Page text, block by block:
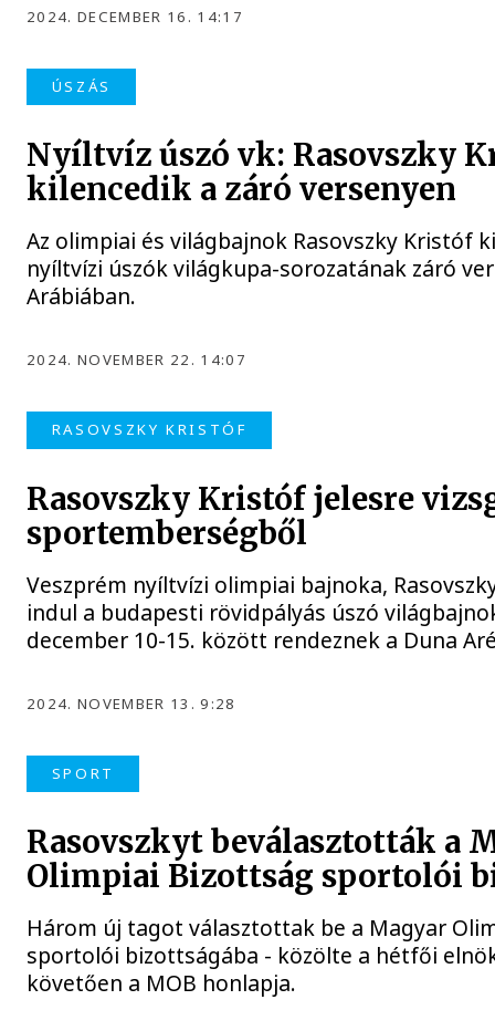
2024. DECEMBER 16. 14:17
ÚSZÁS
Nyíltvíz úszó vk: Rasovszky
kilencedik a záró versenyen
Az olimpiai és világbajnok Rasovszky Kristóf
nyíltvízi úszók világkupa-sorozatának záró
Arábiában.
2024. NOVEMBER 22. 14:07
RASOVSZKY KRISTÓF
Rasovszky Kristóf jelesre
sportemberségből
Veszprém nyíltvízi olimpiai bajnoka,
indul a budapesti rövidpályás úszó
december 10-15. között rendeznek a Duna
2024. NOVEMBER 13. 9:28
SPORT
Rasovszkyt beválasztották a
Olimpiai Bizottság sportolói
Három új tagot választottak be a Magyar
sportolói bizottságába - közölte a hétfői
követően a MOB honlapja.